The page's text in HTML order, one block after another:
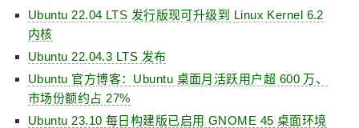
Ubuntu 22.04 LTS 发行版现可升级到 Linux Kernel 6.2
内核
Ubuntu 22.04.3 LTS 发布
Ubuntu 官方博客：Ubuntu 桌面月活跃用户超 600 万、
市场份额约占 27%
Ubuntu 23.10 每日构建版已启用 GNOME 45 桌面环境